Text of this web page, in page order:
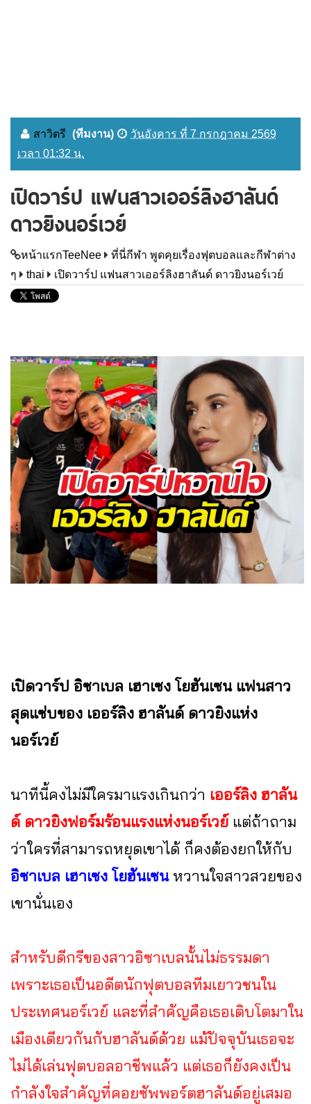
สาวิตรี (ทีมงาน)
วันอังคาร ที่ 7 กรกฎาคม 2569
เวลา 01:32 น.
เปิดวาร์ป แฟนสาวเออร์ลิงฮาลันด์
ดาวยิงนอร์เวย์
หน้าแรกTeeNee
ที่นี่กีฬา พูดคุยเรื่องฟุตบอลและกีฬาต่าง
ๆ
thai เปิดวาร์ป แฟนสาวเออร์ลิงฮาลันด์ ดาวยิงนอร์เวย์
เปิดวาร์ป อิซาเบล เฮาเซง โยฮันเซน แฟนสาว
สุดแซ่บของ เออร์ลิง ฮาลันด์ ดาวยิงแห่ง
นอร์เวย์
นาทีนี้คงไม่มีใครมาแรงเกินกว่า เออร์ลิง ฮาลัน
ด์ ดาวยิงฟอร์มร้อนแรงแห่งนอร์เวย์แต่ถ้าถาม
ว่าใครที่สามารถหยุดเขาได้ ก็คงต้องยกให้กับ
อิซาเบล เฮาเซง โยฮันเซน หวานใจสาวสวยของ
เขานั่นเอง
สำหรับดีกรีของสาวอิซาเบลนั้นไม่ธรรมดา
เพราะเธอเป็นอดีตนักฟุตบอลทีมเยาวชนใน
ประเทศนอร์เวย์ และที่สำคัญคือเธอเติบโตมาใน
เมืองเดียวกันกับฮาลันด์ด้วย แม้ปัจจุบันเธอจะ
ไม่ได้เล่นฟุตบอลอาชีพแล้ว แต่เธอก็ยังคงเป็น
กำลังใจสำคัญที่คอยซัพพอร์ตฮาลันด์อยู่เสมอ